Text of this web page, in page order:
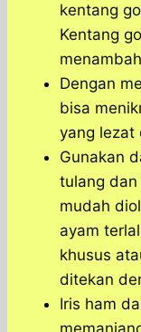
kentang
Kentang
Dengan
bisa
yang lezat
Gunakan
tulang
mudah
ayam
khusus
ditekan
Iris ham